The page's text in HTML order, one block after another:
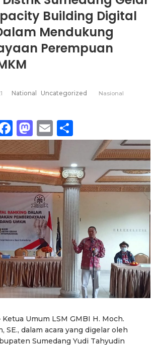
Building Digital
Mendukung
Perempuan
National Uncategorized Nasional
Facebook
Mastodon
Email
Ketua Umum LSM GMBI H. Moch.
SE., dalam acara yang digelar oleh
Sumedang Yudi Tahyudin